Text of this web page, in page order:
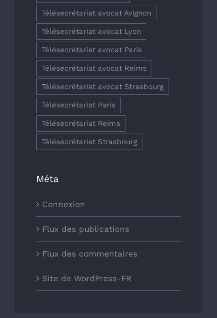
Télésecrétariat avocat Avignon
Télésecrétariat avocat Lyon
Télésecrétariat avocat Paris
Télésecrétariat avocat Reims
Télésecrétariat avocat Strasbourg
Télésecrétariat Paris
Télésecrétariat Reims
Télésecrétariat Strasbourg
Méta
Connexion
Flux des publications
Flux des commentaires
Site de WordPress-FR